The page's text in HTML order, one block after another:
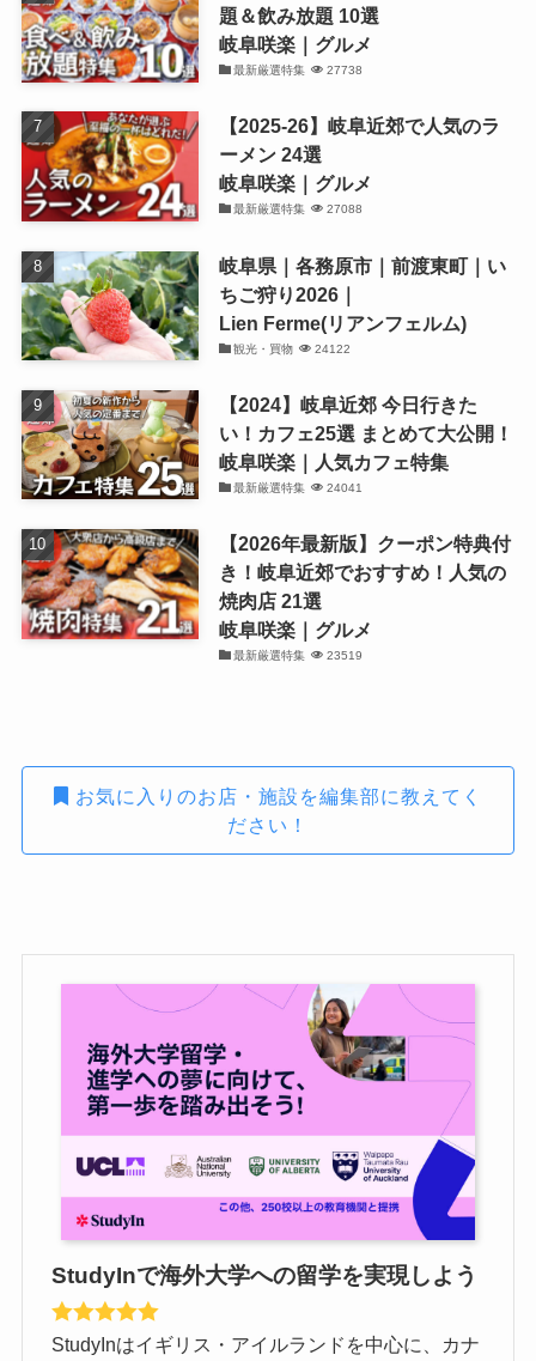
題＆飲み放題 10選
岐阜咲楽｜グルメ
最新厳選特集 27738
【2025-26】岐阜近郊で人気のラ
ーメン 24選
岐阜咲楽｜グルメ
最新厳選特集 27088
岐阜県｜各務原市｜前渡東町｜い
ちご狩り2026｜
Lien Ferme(リアンフェルム)
観光・買物 24122
【2024】岐阜近郊 今日行きた
い！カフェ25選 まとめて大公開！
岐阜咲楽｜人気カフェ特集
最新厳選特集 24041
【2026年最新版】クーポン特典付
き！岐阜近郊でおすすめ！人気の
焼肉店 21選
岐阜咲楽｜グルメ
最新厳選特集 23519
お気に入りのお店・施設を編集部に教えてく
ださい！
StudyInで海外大学への留学を実現しよう
StudyInはイギリス・アイルランドを中心に、カナ